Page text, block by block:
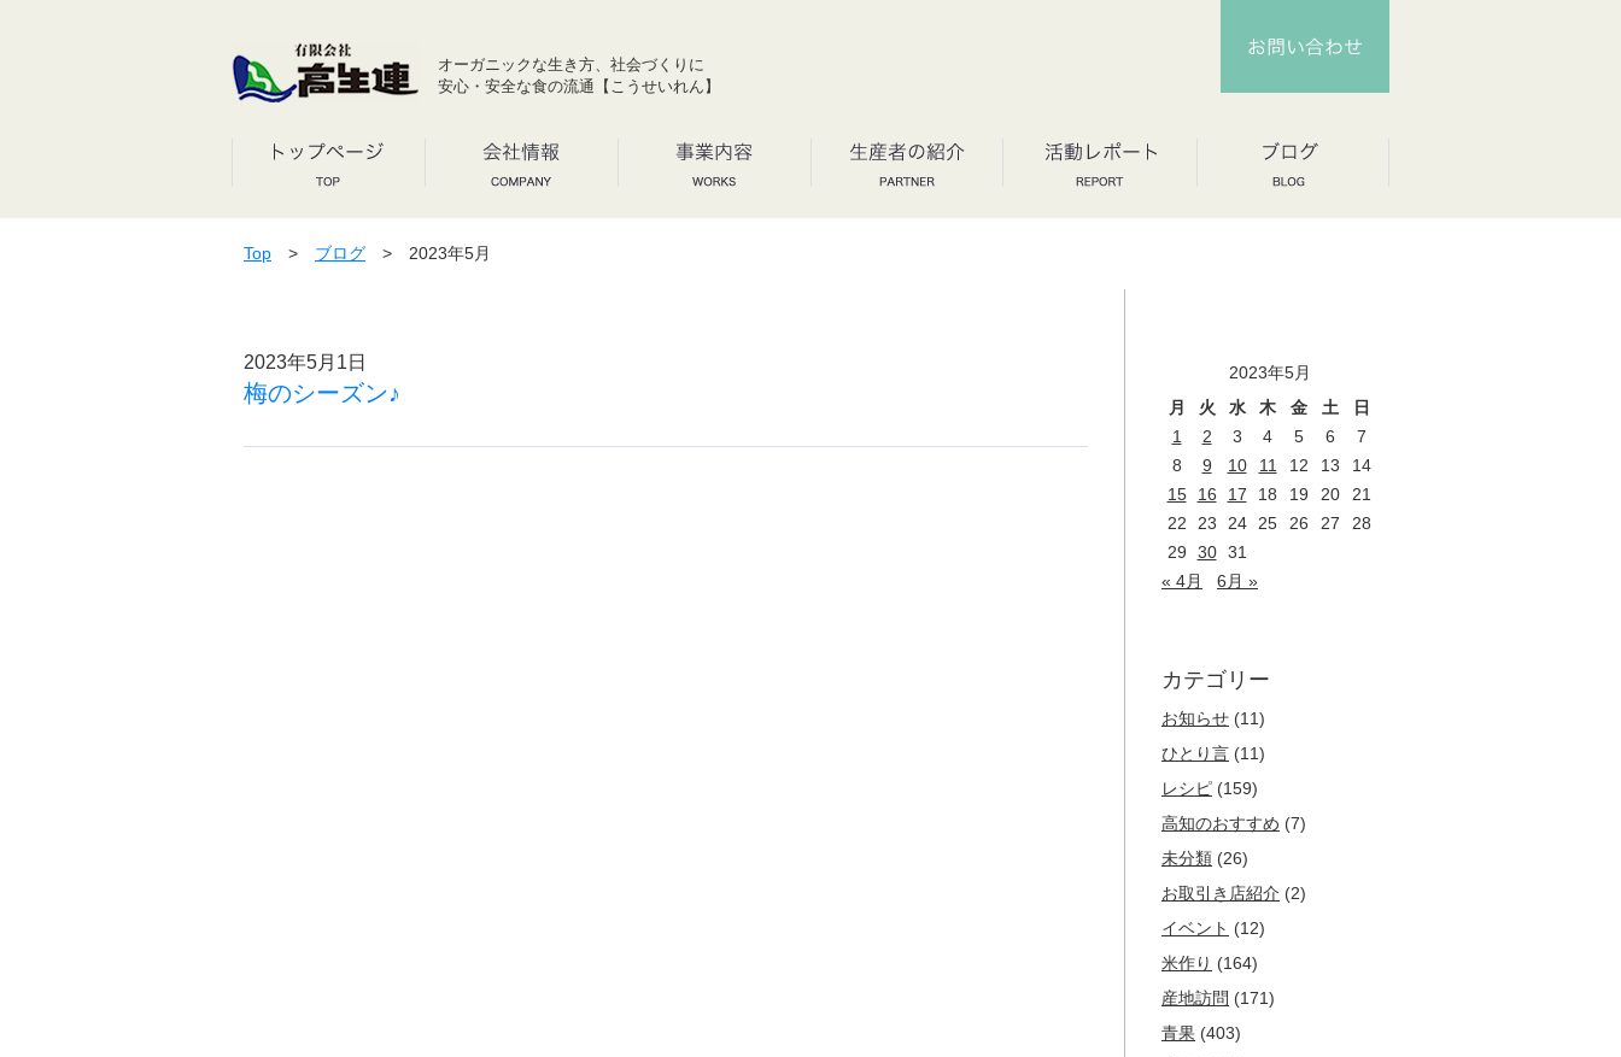
オーガニックな生き方、社会づくりに
安心・安全な食の流通【こうせいれん】
Top > ブログ > 2023年5月
2023年5月1日
梅のシーズン♪
2023年5月
月
火 水 木 金 土
日
1
2 3 4 5 6
7
8
9 10 11 12 13
14
15
16 17 18 19 20
21
22
23 24 25 26 27
28
29
30 31
« 4月
6月 »
カテゴリー
お知らせ (11)
ひとり言 (11)
レシピ (159)
高知のおすすめ (7)
未分類 (26)
お取引き店紹介 (2)
イベント (12)
米作り (164)
産地訪問 (171)
青果 (403)